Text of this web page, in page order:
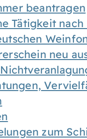
beantragen
Tätigkeit
neu
zum